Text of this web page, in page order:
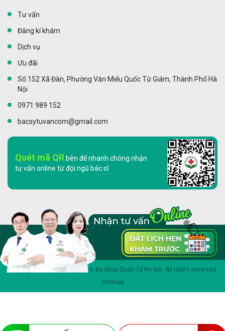
Tư vấn
Đăng kí khám
Dịch vụ
Ưu đãi
Số 152 Xã Đàn, Phường Văn Miếu Quốc Tử Giám, Thành Phố Hà
Nội
0971 989 152
bacsytuvancom@gmail.com
Quét mã QR bên để nhanh chóng nhận
tư vấn online từ đội ngũ bác sĩ
Copyright 2023 © Phòng khám Đa khoa Quốc Tế Hà Nội. All rights reserved
Sitemap